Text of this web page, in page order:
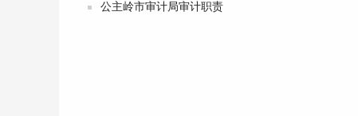
公主岭市审计局审计职责